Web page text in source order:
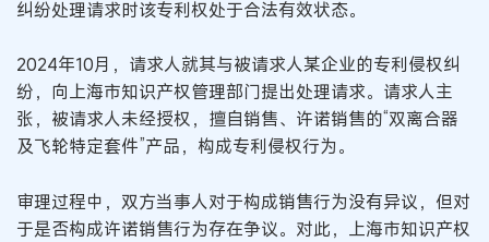
纠纷处理请求时该专利权处于合法有效状态。
2024年10月，请求人就其与被请求人某企业的专利侵权纠
纷，向上海市知识产权管理部门提出处理请求。请求人主
张，被请求人未经授权，擅自销售、许诺销售的“双离合器
及飞轮特定套件”产品，构成专利侵权行为。
审理过程中，双方当事人对于构成销售行为没有异议，但对
于是否构成许诺销售行为存在争议。对此，上海市知识产权